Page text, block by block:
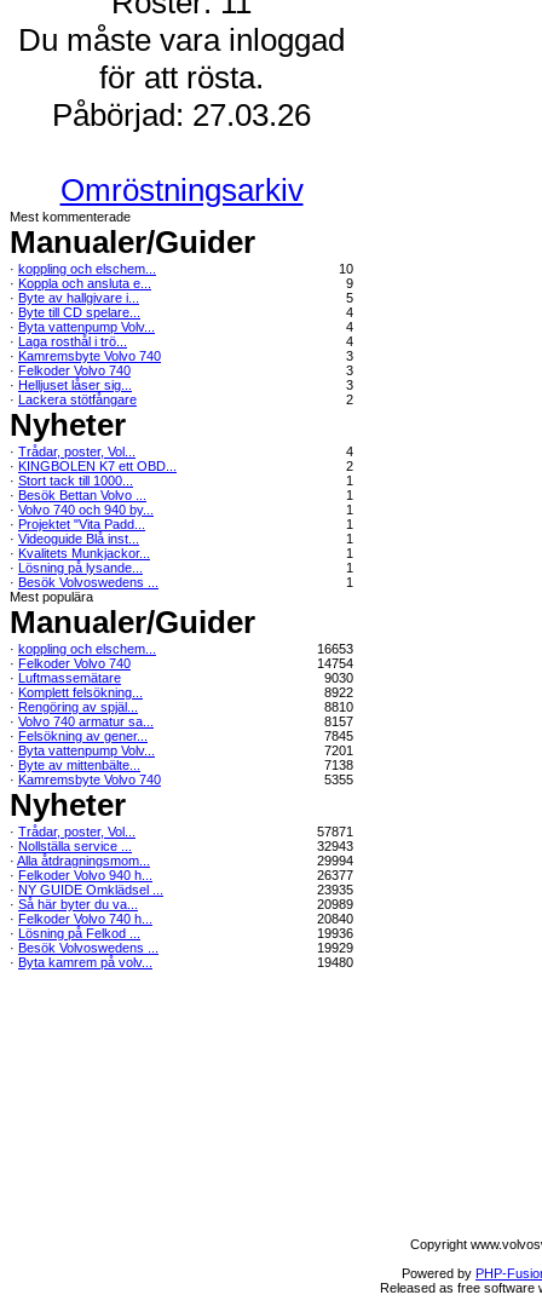
Du måste vara inloggad
för att rösta.
Påbörjad: 27.03.26
Omröstningsarkiv
Mest kommenterade
Manualer/Guider
· koppling och elschem...
10
· Koppla och ansluta e...
9
· Byte av hallgivare i...
5
· Byte till CD spelare...
4
· Byta vattenpump Volv...
4
· Laga rosthål i trö...
4
· Kamremsbyte Volvo 740
3
· Felkoder Volvo 740
3
· Helljuset låser sig...
3
· Lackera stötfångare 2
Nyheter
· Trådar, poster, Vol...
4
· KINGBOLEN K7 ett OBD...
2
· Stort tack till 1000...
1
· Besök Bettan Volvo ...
1
· Volvo 740 och 940 by...
1
· Projektet "Vita Padd...
1
· Videoguide Blå inst...
1
· Kvalitets Munkjackor...
1
· Lösning på lysande...
1
· Besök Volvoswedens ...
1
Mest populära
Manualer/Guider
· koppling och elschem...
16653
· Felkoder Volvo 740
14754
· Luftmassemätare
9030
· Komplett felsökning...
8922
· Rengöring av spjäl...
8810
· Volvo 740 armatur sa...
8157
· Felsökning av gener...
7845
· Byta vattenpump Volv...
7201
· Byte av mittenbälte...
7138
· Kamremsbyte Volvo 740 5355
Nyheter
· Trådar, poster, Vol...
57871
· Nollställa service ...
32943
· Alla åtdragningsmom...
29994
· Felkoder Volvo 940 h...
26377
· NY GUIDE Omklädsel ...
23935
· Så här byter du va...
20989
· Felkoder Volvo 740 h...
20840
· Lösning på Felkod ...
19936
· Besök Volvoswedens ...
19929
· Byta kamrem på volv... 19480
Copyright
Powered by PHP-
Released as free software